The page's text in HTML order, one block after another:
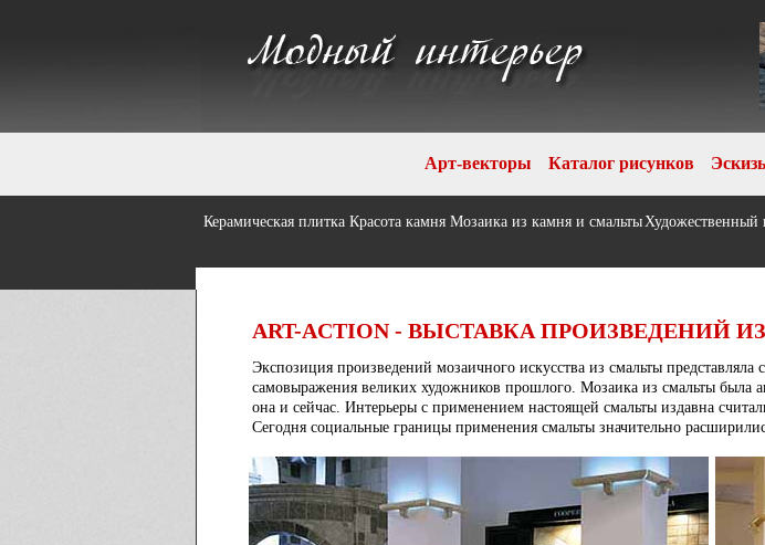
Арт-векторы Каталог рисунков
Керамическая плитка Красота камня Мозаика из камня и смальтыХудожественный
ART-ACTION - ВЫСТАВКА ПРОИЗВЕДЕНИЙ
Экспозиция произведений мозаичного искусства из смальты представляла
самовыражения великих художников прошлого. Мозаика из смальты была
она и сейчас. Интерьеры с применением настоящей смальты издавна
Сегодня социальные границы применения смальты значительно